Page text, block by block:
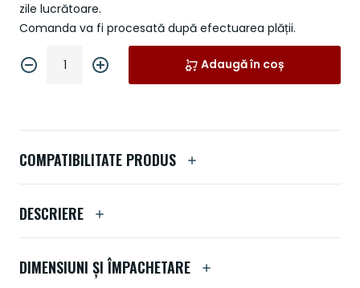
zile lucrătoare.
Comanda va fi procesată după efectuarea plății.
Adaugă în coș
COMPATIBILITATE PRODUS
DESCRIERE
DIMENSIUNI ȘI ÎMPACHETARE